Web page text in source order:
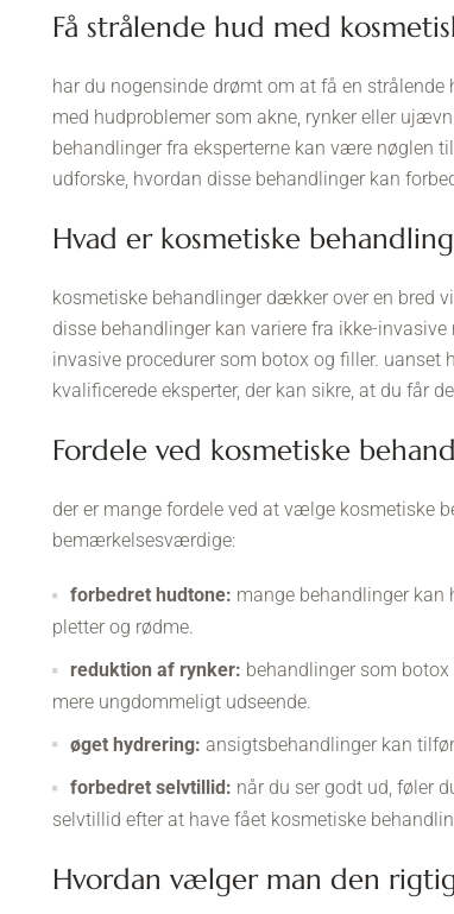
få strålende hud med
har du nogensinde drømt om at få en
med hudproblemer som akne, rynker eller
behandlinger fra eksperterne kan være nøglen
udforske, hvordan disse behandlinger kan
hvad er kosmetiske
kosmetiske behandlinger dækker over en bred
disse behandlinger kan variere fra ikke-
invasive procedurer som botox og filler.
kvalificerede eksperter, der kan sikre, at du får
fordele ved kosmetiske
der er mange fordele ved at vælge kosmetiske
bemærkelsesværdige:
forbedret hudtone: mange behandlinger
pletter og rødme.
reduktion af rynker: behandlinger som
mere ungdommeligt udseende.
øget hydrering: ansigtsbehandlinger kan
forbedret selvtillid: når du ser godt ud, føler
selvtillid efter at have fået kosmetiske
hvordan vælger man den